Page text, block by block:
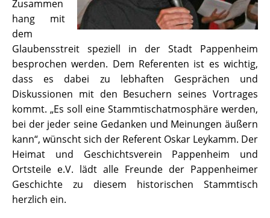
Zusammen
hang mit
dem
Glaubensstreit speziell in der Stadt Pappenheim
besprochen werden. Dem Referenten ist es wichtig,
dass es dabei zu lebhaften Gesprächen und
Diskussionen mit den Besuchern seines Vortrages
kommt. „Es soll eine Stammtischatmosphäre werden,
bei der jeder seine Gedanken und Meinungen äußern
kann“, wünscht sich der Referent Oskar Leykamm. Der
Heimat und Geschichtsverein Pappenheim und
Ortsteile e.V. lädt alle Freunde der Pappenheimer
Geschichte zu diesem historischen Stammtisch
herzlich ein.